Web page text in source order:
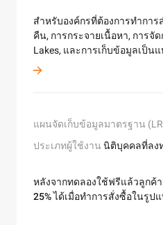
สำหรับองค์กรที่ต้องการทำการ
คืน, การกระจายเนื้อหา, การจั
Lakes, และการเก็บข้อมูลเป็น
แผนจัดเก็บข้อมูลมาตรฐาน
ประเภทผู้ใช้งาน นิติบุคคลที่ลง
หลังจากทดลองใช้ฟรีแล้วลูกค้
25% ได้เมื่อทำการสั่งซื้อในรูป
ลดความเสี่ยงขาดทุน
เสี่ยงด้านความปลอดภั
เวอร์ชัน
ประเภทผู้ใช้งาน
ผู้ใช้
การป้องกันแบบเบสิก
ช่วยให้ผู้งานสามารถ
ขยายในระดับองค์กรแ
เครือข่ายระบบคลาวด์
แบนด์วิธ
2-5 Mbps
สร้าง global network
แบนด์วิธ 2 แพ็คเกจแ
ทำการจัดเก็บข้อมูลขน
คอมพิวเตอร์และการจั
มาตรการความปลอด
วิเคราะห์แบบออฟไลน์
กว่าหนึ่งพันล้านคนทั่ว
ข้อมูลเชิงเทคนิค
ระยะเวลา
12 เดือน
Points คือ รายการที่ถูก
Function Compute
3 เดือน (มูลค่า
บริการคอมพิวติ้งที่ได้รั
สำหรับสถานการณ์ที่ห
15 วัน
การตอบสนองรูปแบบ
สร้างความสามารถใ